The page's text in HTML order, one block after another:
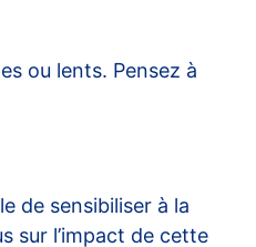
ou lents. Pensez à
de sensibiliser à la
sur l’impact de cette